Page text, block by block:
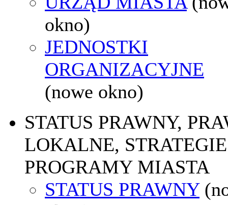
okno)
JEDNOSTKI
ORGANIZACYJNE
(nowe okno)
STATUS PRAWNY,
LOKALNE,
PROGRAMY MIASTA
STATUS PRAWNY